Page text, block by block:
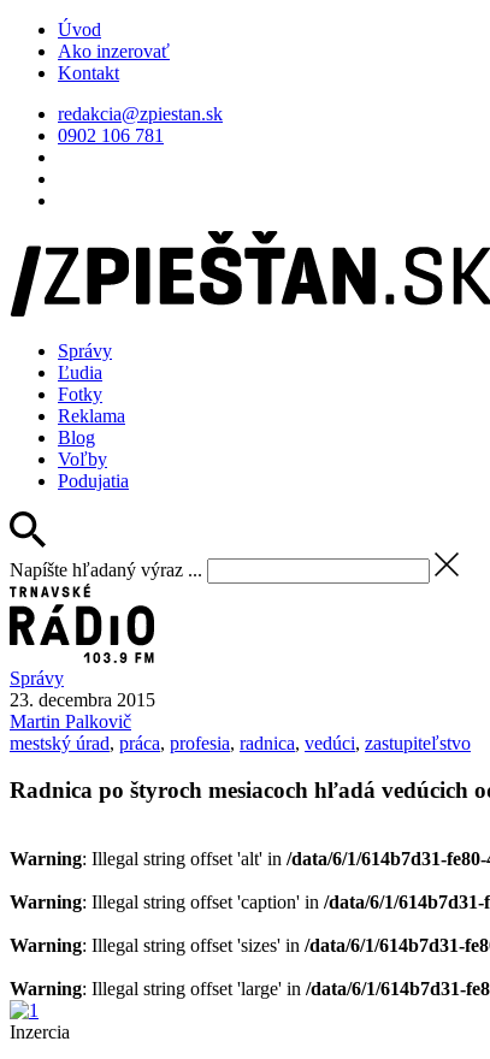
Úvod
Ako inzerovať
Kontakt
redakcia@zpiestan.sk
0902 106 781
Správy
Ľudia
Fotky
Reklama
Blog
Voľby
Podujatia
Napíšte hľadaný výraz ...
Správy
23. decembra 2015
Martin Palkovič
mestský úrad, práca, profesia, radnica, vedúci, zastupiteľstvo
Radnica po štyroch mesiacoch hľadá vedúcich
Warning: Illegal string offset 'alt' in /data/6/1/614b7d31-
Warning: Illegal string offset 'caption' in /data/6/1/
Warning: Illegal string offset 'sizes' in /data/6/1/614b7d31-
Warning: Illegal string offset 'large' in /data/6/1/614b7d31-
Inzercia